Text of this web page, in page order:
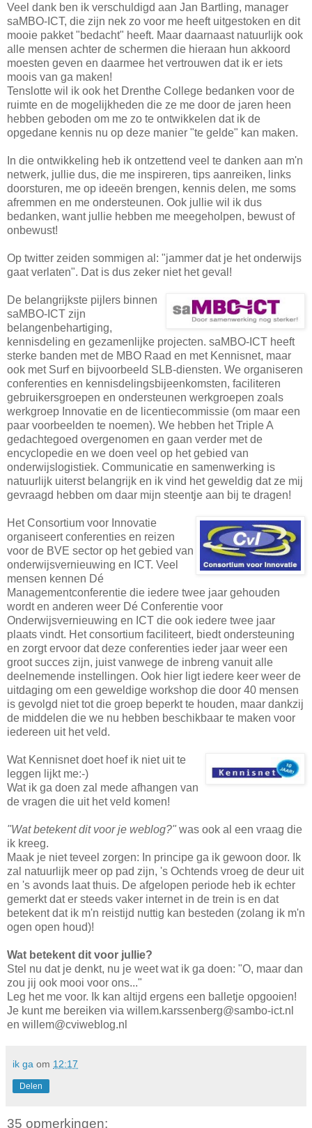
Veel dank ben ik verschuldigd aan Jan Bartling, manager
saMBO-ICT, die zijn nek zo voor me heeft uitgestoken en dit
mooie pakket "bedacht" heeft. Maar daarnaast natuurlijk ook
alle mensen achter de schermen die hieraan hun akkoord
moesten geven en daarmee het vertrouwen dat ik er iets
moois van ga maken!
Tenslotte wil ik ook het Drenthe College bedanken voor de
ruimte en de mogelijkheden die ze me door de jaren heen
hebben geboden om me zo te ontwikkelen dat ik de
opgedane kennis nu op deze manier "te gelde" kan maken.
In die ontwikkeling heb ik ontzettend veel te danken aan m'n
netwerk, jullie dus, die me inspireren, tips aanreiken, links
doorsturen, me op ideeën brengen, kennis delen, me soms
afremmen en me ondersteunen. Ook jullie wil ik dus
bedanken, want jullie hebben me meegeholpen, bewust of
onbewust!
Op twitter zeiden sommigen al: "jammer dat je het onderwijs
gaat verlaten". Dat is dus zeker niet het geval!
De belangrijkste pijlers binnen
saMBO-ICT zijn
belangenbehartiging,
kennisdeling en gezamenlijke projecten. saMBO-ICT heeft
sterke banden met de MBO Raad en met Kennisnet, maar
ook met Surf en bijvoorbeeld SLB-diensten. We organiseren
conferenties en kennisdelingsbijeenkomsten, faciliteren
gebruikersgroepen en ondersteunen werkgroepen zoals
werkgroep Innovatie en de licentiecommissie (om maar een
paar voorbeelden te noemen). We hebben het Triple A
gedachtegoed overgenomen en gaan verder met de
encyclopedie en we doen veel op het gebied van
onderwijslogistiek. Communicatie en samenwerking is
natuurlijk uiterst belangrijk en ik vind het geweldig dat ze mij
gevraagd hebben om daar mijn steentje aan bij te dragen!
Het Consortium voor Innovatie
organiseert conferenties en reizen
voor de BVE sector op het gebied van
onderwijsvernieuwing en ICT. Veel
mensen kennen Dé
Managementconferentie die iedere twee jaar gehouden
wordt en anderen weer Dé Conferentie voor
Onderwijsvernieuwing en ICT die ook iedere twee jaar
plaats vindt. Het consortium faciliteert, biedt ondersteuning
en zorgt ervoor dat deze conferenties ieder jaar weer een
groot succes zijn, juist vanwege de inbreng vanuit alle
deelnemende instellingen. Ook hier ligt iedere keer weer de
uitdaging om een geweldige workshop die door 40 mensen
is gevolgd niet tot die groep beperkt te houden, maar dankzij
de middelen die we nu hebben beschikbaar te maken voor
iedereen uit het veld.
Wat Kennisnet doet hoef ik niet uit te
leggen lijkt me:-)
Wat ik ga doen zal mede afhangen van
de vragen die uit het veld komen!
"Wat betekent dit voor je weblog?" was ook al een vraag die
ik kreeg.
Maak je niet teveel zorgen: In principe ga ik gewoon door. Ik
zal natuurlijk meer op pad zijn, 's Ochtends vroeg de deur uit
en 's avonds laat thuis. De afgelopen periode heb ik echter
gemerkt dat er steeds vaker internet in de trein is en dat
betekent dat ik m'n reistijd nuttig kan besteden (zolang ik m'n
ogen open houd)!
Wat betekent dit voor jullie?
Stel nu dat je denkt, nu je weet wat ik ga doen: "O, maar dan
zou jij ook mooi voor ons..."
Leg het me voor. Ik kan altijd ergens een balletje opgooien!
Je kunt me bereiken via willem.karssenberg@sambo-ict.nl
en willem@cviweblog.nl
ik ga om 12:17
Delen
35 opmerkingen: